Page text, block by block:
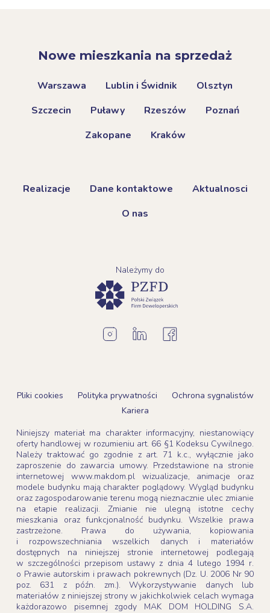
Nowe mieszkania na sprzedaż
Warszawa Lublin i Świdnik
Olsztyn
Szczecin
Puławy Rzeszów
Poznań
Zakopane
Kraków
Realizacje Dane kontaktowe
Aktualnosci
O nas
Należymy do
Pliki cookies Polityka prywatności
Ochrona sygnalistów
Kariera
Niniejszy materiał ma charakter informacyjny, niestanowiący
oferty handlowej w rozumieniu art. 66 §1 Kodeksu Cywilnego.
Należy traktować go zgodnie z art. 71 k.c., wyłącznie jako
zaproszenie do zawarcia umowy. Przedstawione na stronie
internetowej www.makdom.pl wizualizacje, animacje oraz
modele budynku mają charakter poglądowy. Wygląd budynku
oraz zagospodarowanie terenu mogą nieznacznie ulec zmianie
na etapie realizacji. Zmianie nie ulegną istotne cechy
mieszkania oraz funkcjonalność budynku. Wszelkie prawa
zastrzeżone. Prawa do używania, kopiowania
i rozpowszechniania wszelkich danych i materiałów
dostępnych na niniejszej stronie internetowej podlegają
w szczególności przepisom ustawy z dnia 4 lutego 1994 r.
o Prawie autorskim i prawach pokrewnych (Dz. U. 2006 Nr 90
poz. 631 z późn. zm.). Wykorzystywanie danych lub
materiałów z niniejszej strony w jakichkolwiek celach wymaga
każdorazowo pisemnej zgody MAK DOM HOLDING S.A.